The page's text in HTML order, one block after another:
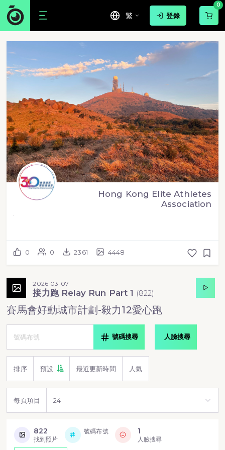
繁 登錄
0
Hong Kong Elite Athletes
Association
0 0 2361 4448
2026-03-07
接力跑 Relay Run Part 1 (822)
賽馬會好動城市計劃-毅力12愛心跑
號碼搜尋 人臉搜尋
排序 預設 最近更新時間 人氣
每頁項目
822
找到照片
號碼布號 1
人臉搜尋